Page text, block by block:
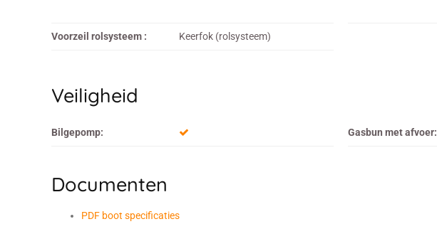
Voorzeil rolsysteem : Keerfok (rolsysteem)
Veiligheid
Bilgepomp: Gasbun met afvoer:
Documenten
PDF boot specificaties